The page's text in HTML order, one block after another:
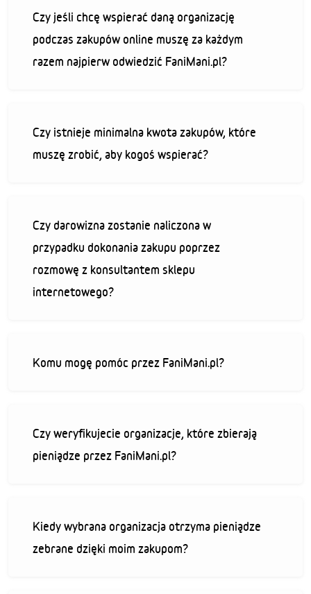
Czy jeśli chcę wspierać daną organizację
podczas zakupów online muszę za każdym
razem najpierw odwiedzić FaniMani.pl?
Czy istnieje minimalna kwota zakupów, które
muszę zrobić, aby kogoś wspierać?
Czy darowizna zostanie naliczona w
przypadku dokonania zakupu poprzez
rozmowę z konsultantem sklepu
internetowego?
Komu mogę pomóc przez FaniMani.pl?
Czy weryfikujecie organizacje, które zbierają
pieniądze przez FaniMani.pl?
Kiedy wybrana organizacja otrzyma pieniądze
zebrane dzięki moim zakupom?